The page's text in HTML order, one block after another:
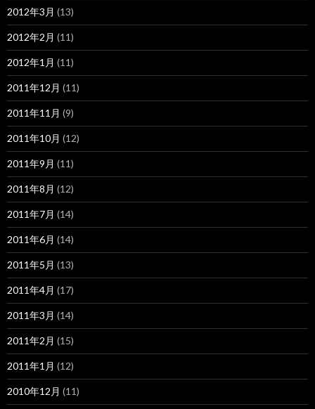
2012年3月 (13)
2012年2月 (11)
2012年1月 (11)
2011年12月 (11)
2011年11月 (9)
2011年10月 (12)
2011年9月 (11)
2011年8月 (12)
2011年7月 (14)
2011年6月 (14)
2011年5月 (13)
2011年4月 (17)
2011年3月 (14)
2011年2月 (15)
2011年1月 (12)
2010年12月 (11)